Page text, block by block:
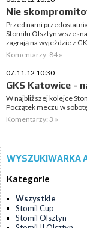
Nie
Przed nami
Stomilu Olsztyn w
zagrają na wyjeździe z
Komentarzy: 84 »
07.11.12 10:30
GKS Katowice -
W najbliższej kolejce
Początek meczu w
Komentarzy: 3 »
WYSZUKIWARKA
Kategorie
Wszystkie
Stomil Cup
Stomil Olsztyn